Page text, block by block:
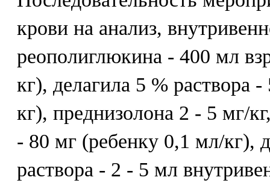
крови на анализ,
реополиглюкина - 400 мл
кг), делагила 5 % раствора
кг), преднизолона 2 - 5 мг/
- 80 мг (ребенку 0,1 мл/кг),
раствора - 2 - 5 мл